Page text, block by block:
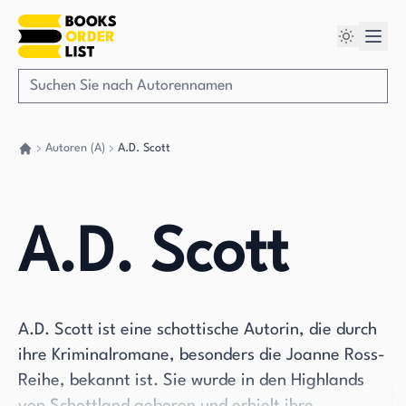
Autoren (A) A.D. Scott
A.D. Scott
A.D. Scott ist eine schottische Autorin, die durch
ihre Kriminalromane, besonders die Joanne Ross-
Reihe, bekannt ist. Sie wurde in den Highlands